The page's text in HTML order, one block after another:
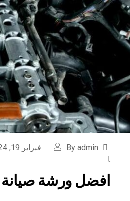
By admin فبراير 19, 2024
ا
افضل ورشة صيانة